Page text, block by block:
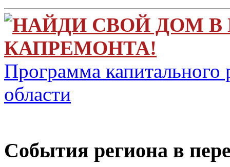
НАЙДИ СВОЙ ДОМ В
КАПРЕМОНТА!
Программа
области
Cобытия региона в